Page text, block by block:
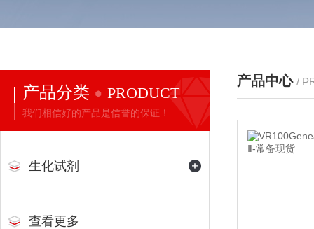
产品分类 PRODUCT
我们相信好的产品是信誉的保证！
生化试剂
查看更多
产品中心 /